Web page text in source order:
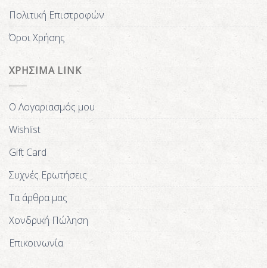
Πολιτική Επιστροφών
Όροι Χρήσης
ΧΡΗΣΙΜΑ LINK
Ο Λογαριασμός μου
Wishlist
Gift Card
Συχνές Ερωτήσεις
Τα άρθρα μας
Χονδρική Πώληση
Επικοινωνία